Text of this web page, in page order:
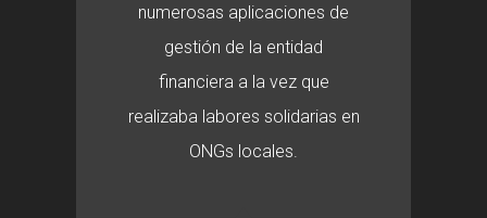
numerosas aplicaciones de
gestión de la entidad
financiera a la vez que
realizaba labores solidarias en
ONGs locales.